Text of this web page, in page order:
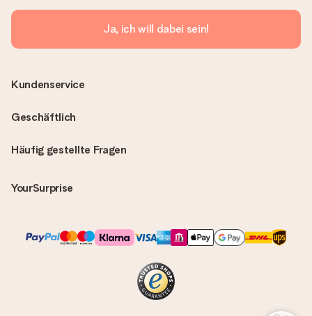
Ja, ich will dabei sein!
Häufig gestellte Fragen
YourSurprise
Kundenservice
Geschäftlich